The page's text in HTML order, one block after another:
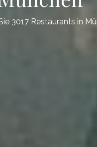
3017 Restaurants in